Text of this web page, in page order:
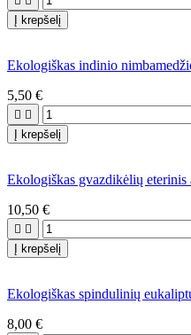
Į krepšelį
Ekologiškas indinio
5,50 €
 
Į krepšelį
Ekologiškas gvazdikėlių eterinis
10,50 €
 
Į krepšelį
Ekologiškas spindulinių
8,00 €